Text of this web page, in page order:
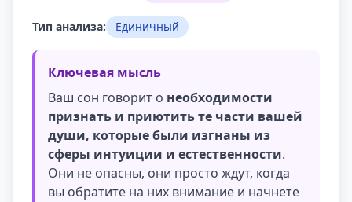
Тип анализа: Единичный
Ключевая мысль
Ваш сон говорит о необходимости
признать и приютить те части вашей
души, которые были изгнаны из
сферы интуиции и естественности.
Они не опасны, они просто ждут, когда
вы обратите на них внимание и начнете